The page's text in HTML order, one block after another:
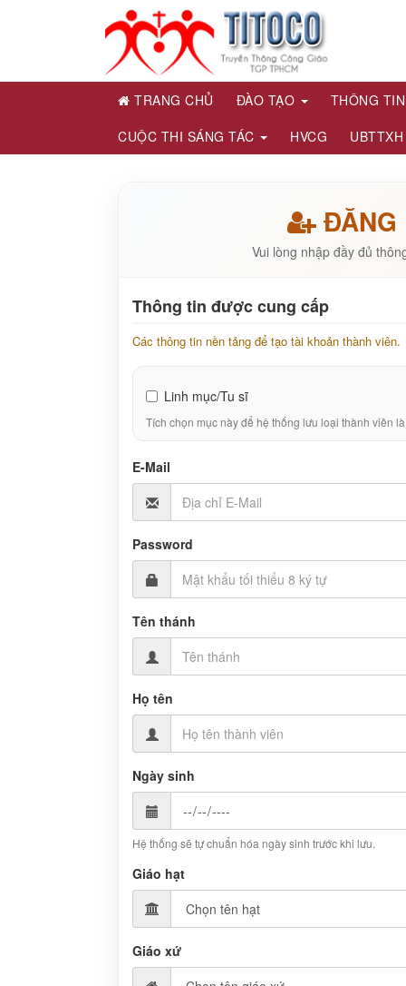
TRANG CHỦ ĐÀO TẠO
THÔNG
CUỘC THI SÁNG TÁC
HVCG UBTTXH
ĐĂNG
Vui lòng nhập đầy đủ
Thông tin được cung cấp
Các thông tin nền tảng để tạo tài khoản thành viên.
Linh mục/Tu sĩ
Tích chọn mục này để hệ thống lưu loại thành viên
E-Mail
Password
Tên thánh
Họ tên
Ngày sinh
Hệ thống sẽ tự chuẩn hóa ngày sinh trước khi lưu.
Giáo hạt
Giáo xứ